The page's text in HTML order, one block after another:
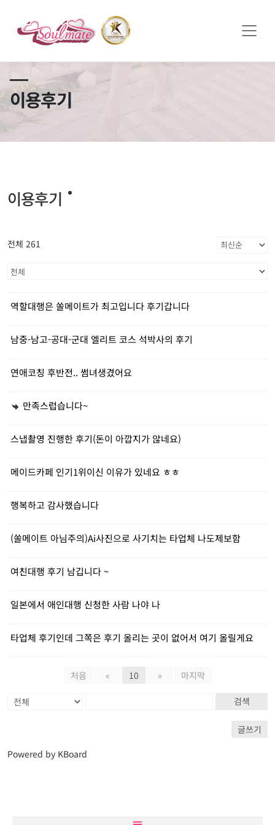
이용후기
이용후기
전체 261
역할대행은 쏠메이트가 최고입니다 후기갑니다
남중-남고-공대-군대 엘리트 코스 석박사의 후기
연애코칭 후반전.. 썸녀생겼어요
만족스럽습니다~
스냅촬영 진행한 후기(돈이 아깝지가 않네요)
메이드카페 인기1위이신 이유가 있네요 ㅎㅎ
행복하고 감사했습니다
(쏠메이트 아님주의)Ai사진으로 사기치는 타업체 나도제보함
여친대행 후기 남깁니다 ~
일본에서 애인대행 신청한 사람 나야 나
타업체 후기인데 그쪽은 후기 올리는 곳이 없어서 여기 올릴게요
처음 « 10 » 마지막
검색
글쓰기
Powered by KBoard
쏠메이트×토모토모 프로모션 영상 full버전 보러가기